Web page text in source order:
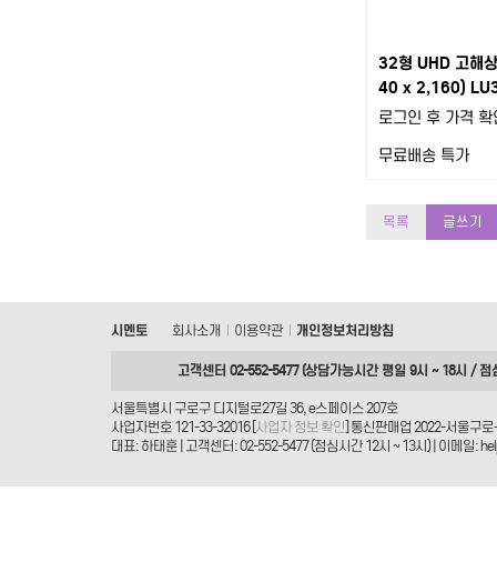
32형 UHD 고해
40 x 2,160)
로그인 후 가격 확
무료배송 특가
목록 글쓰기
시멘토 회사소개 이용약관 개인정보처리방침
고객센터 02-552-5477 (상담가능시간 평일 9시 ~ 18시 / 점
서울특별시 구로구 디지털로27길 36, e스페이스 207호
사업자번호 121-33-32016 [ 사업자 정보 확인 ] 통신판매업 2022-서울구
대표: 하태훈 | 고객센터: 02-552-5477 (점심시간 12시 ~ 13시) | 이메일: